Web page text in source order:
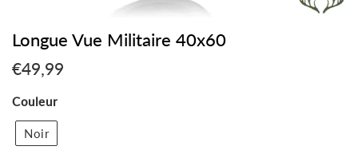
Longue Vue Militaire 40x60
€49,99
price
Couleur
Noir